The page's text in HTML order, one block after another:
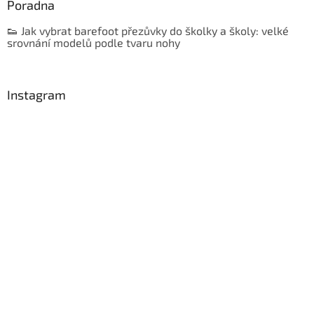
Poradna
👟 Jak vybrat barefoot přezůvky do školky a školy: velké
srovnání modelů podle tvaru nohy
Instagram